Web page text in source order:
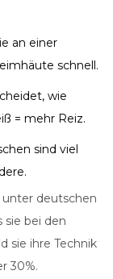
an einer
schnell.
wie
= mehr Reiz.
sind viel
unter deutschen
sie bei den
sie ihre Technik
30%.